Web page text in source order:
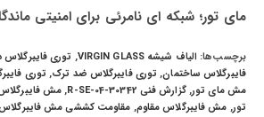
مای‌ تور؛ شبکه‌ ای نامرئی برای امنیتی
برچسب‌ها: الیاف شیشه VIRGIN GLASS , توری فایبرگلاس
فایبرگلاس ساختمان, توری فایبرگلاس ضد ترک, توری
مش مای‌ تور,گزارش فنی R-SE-04-30342 ,مش
تور, مش فایبرگلاس مقاوم, مقاومت کششی مش